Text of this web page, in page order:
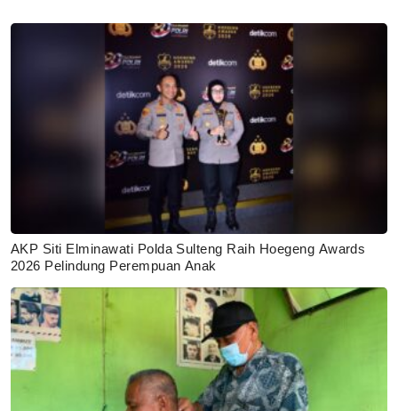
AKP Siti Elminawati Polda Sulteng Raih Hoegeng Awards
2026 Pelindung Perempuan Anak